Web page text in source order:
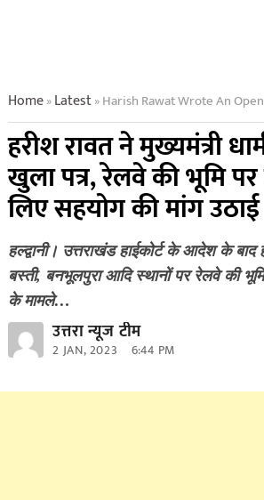
Home»Latest»Harish Rawat Wrote An
हरीश रावत ने मुख्यमंत्री
खुला पत्र, रेलवे की भूमि
लिए सहयोग की मांग उठाई
हल्द्वानी। उत्तराखंड हाईकोर्ट के आदेश के बाद
बस्ती, बनभूलपुरा आदि स्थानों पर रेलवे की
के मामले…
उत्तरा न्यूज टीम
2 JAN, 2023 6:44 PM